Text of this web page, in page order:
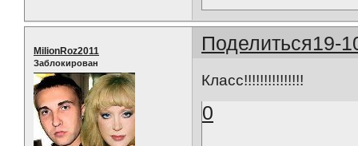
Поделиться19-
MilionRoz2011
Заблокирован
Класс!!!!!!!!!!!!!!!
0